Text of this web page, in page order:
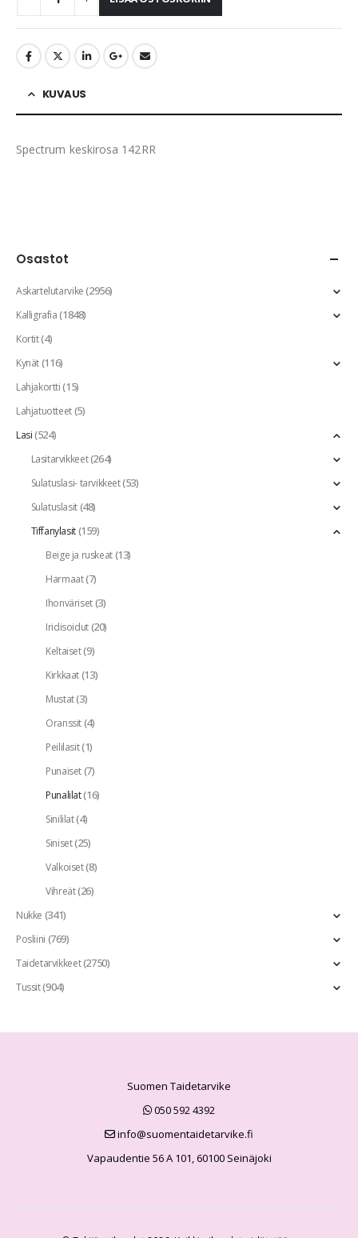
KUVAUS
Spectrum keskirosa 142RR
Osastot
Askartelutarvike(2956)
Kalligrafia(1848)
Kortit(4)
Kynät(116)
Lahjakortti(15)
Lahjatuotteet(5)
Lasi(524)
Lasitarvikkeet(264)
Sulatuslasi- tarvikkeet(53)
Sulatuslasit(48)
Tiffanylasit(159)
Beige ja ruskeat(13)
Harmaat(7)
Ihonväriset(3)
Iridisoidut(20)
Keltaiset(9)
Kirkkaat(13)
Mustat(3)
Oranssit(4)
Peililasit(1)
Punaiset(7)
Punalilat(16)
Sinililat(4)
Siniset(25)
Valkoiset(8)
Vihreät(26)
Nukke (341)
Posliini (769)
Taidetarvikkeet(2750)
Tussit(904)
Suomen Taidetarvike
050 592 4392
info@suomentaidetarvike.fi
Vapaudentie 56 A 101, 60100 Seinäjoki